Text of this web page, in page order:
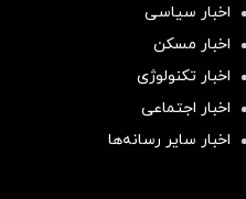
اخبار سیاسی
اخبار مسکن
اخبار تکنولوژی
اخبار اجتماعی
اخبار سایر رسانه‌‌ها